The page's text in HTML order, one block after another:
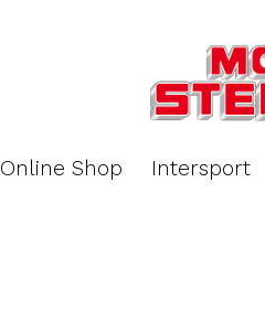
Online Shop Intersport